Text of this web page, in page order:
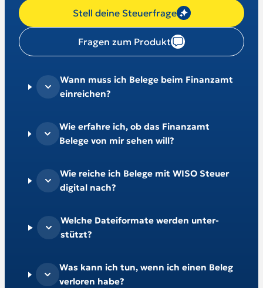
Stell deine Steuerfrage
Fragen zum Produkt
Wann muss ich Belege beim Finanzamt
einreichen?
Wie erfahre ich, ob das Finanzamt
Belege von mir sehen will?
Wie reiche ich Belege mit WISO Steuer
digital nach?
Welche Datei­formate werden unter­
stützt?
Was kann ich tun, wenn ich einen Beleg
verloren habe?